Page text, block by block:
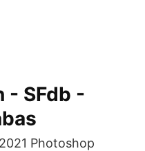
- SFdb -
Photoshop